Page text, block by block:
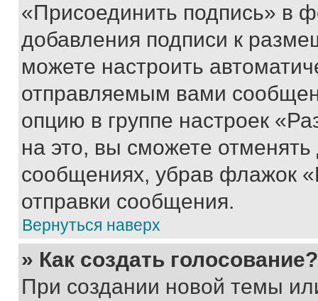
«Присоединить подпись» в
добавления подписи к
можете настроить
отправляемым вами
опцию в группе настроек
на это, вы сможете
сообщениях, убрав флажок
отправки сообщения.
Вернуться наверх
» Как создать голосование?
При создании новой темы